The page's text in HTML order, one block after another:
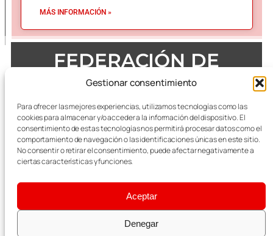
Gestionar consentimiento
Para ofrecer las mejores experiencias, utilizamos tecnologías como las
cookies para almacenar y/o acceder a la información del dispositivo. El
consentimiento de estas tecnologías nos permitirá procesar datos como el
comportamiento de navegación o las identificaciones únicas en este sitio.
No consentir o retirar el consentimiento, puede afectar negativamente a
ciertas características y funciones.
Aceptar
Denegar
MÁS INFORMACIÓN »
FEDERACIÓN DE
EMPRESAS DEL METAL
DE ZARAGOZA
Todas las referencias terminológicas de género que se
mencionan a lo largo de las publicaciones, se considerarán
alusivas al masculino y femenino indistintamente.
Política Integrada de Calidad y
Medioambiente